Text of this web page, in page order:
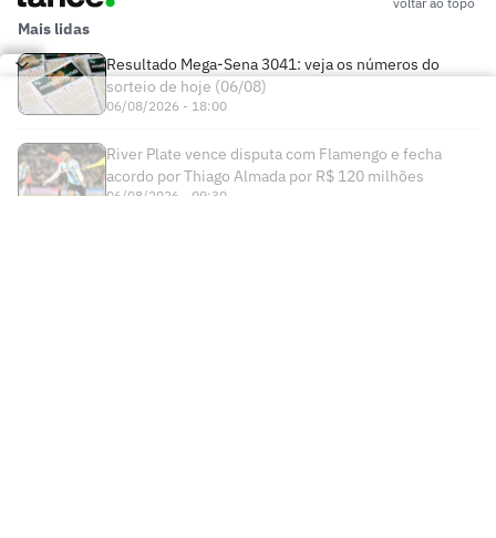
Mais lidas
Resultado Mega-Sena 3041: veja os números do
sorteio de hoje (06/08)
06/08/2026 - 18:00
River Plate vence disputa com Flamengo e fecha
acordo por Thiago Almada por R$ 120 milhões
06/08/2026 - 09:30